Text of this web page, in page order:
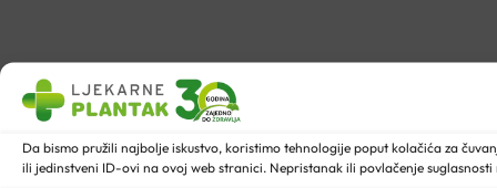
Da bismo pružili najbolje iskustvo, koristimo tehnologije poput kolačića za
ili jedinstveni ID-ovi na ovoj web stranici. Nepristanak ili povlačenje